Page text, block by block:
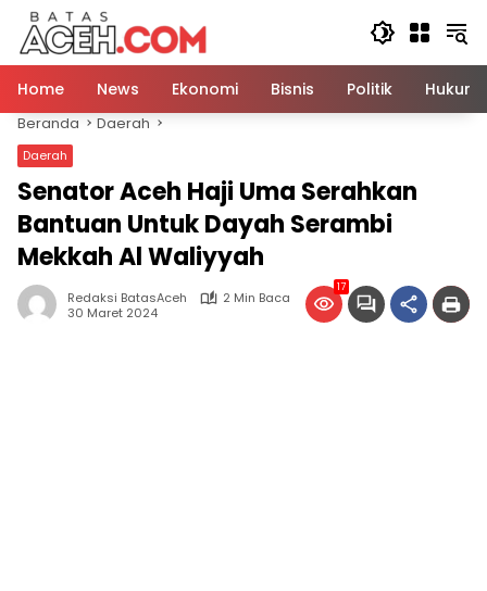
Langsung
konten
Home
News Ekonomi Bisnis Politik Hukum
Beranda Daerah
Daerah
Senator Aceh Haji Uma Serahkan
Bantuan Untuk Dayah Serambi
Mekkah Al Waliyyah
Redaksi BatasAceh
2 Min Baca
30 Maret 2024
17